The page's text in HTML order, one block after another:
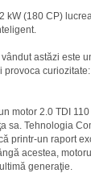
kW (180 CP)
astăzi este
provoca
motor 2.0 TDI
sa. Tehnologia
printr-un raport
acestea,
generaţie.